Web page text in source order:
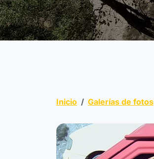
Inicio Galerías de fotos